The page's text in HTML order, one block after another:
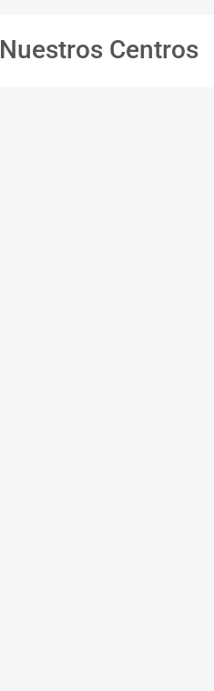
Nuestros Centros